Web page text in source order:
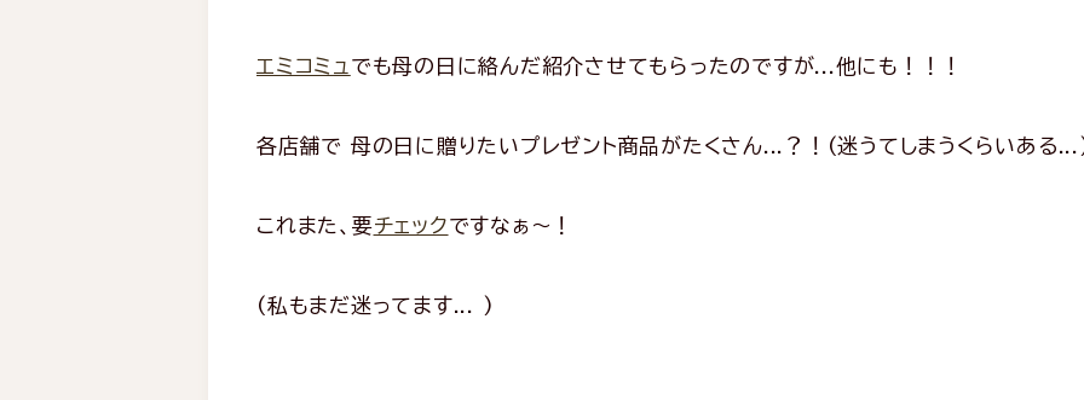
エミコミュ でも母の日に絡んだ紹介させてもらったのですが...他にも！！！
各店舗で 母の日に贈りたいプレゼント商品がたくさん...？！(迷うてしまうくらいある
これまた、要チェックですなぁ〜！
(私もまだ迷ってます... )